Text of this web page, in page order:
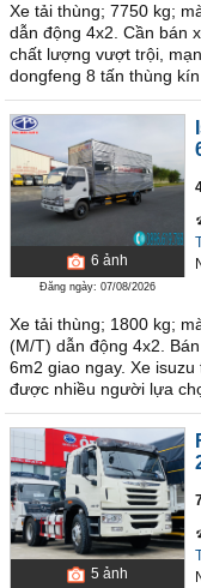
Xe tải thùng; 7750 kg;
dẫn động 4x2. Cần bán
chất lượng vượt trội,
dongfeng 8 tấn thùng kín
6 ảnh
Đăng ngày: 07/08/2026
Xe tải thùng; 1800 kg;
(M/T) dẫn động 4x2.
6m2 giao ngay. Xe
được nhiều người lựa
5 ảnh